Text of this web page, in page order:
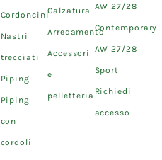
Cordoncini
Nastri
trecciati
Piping
Piping
con
cordoli
Calzatura
Arredamento
Accessori
e
pelletteria
AW 27/28
Contemporary
AW 27/28
Sport
Richiedi
accesso